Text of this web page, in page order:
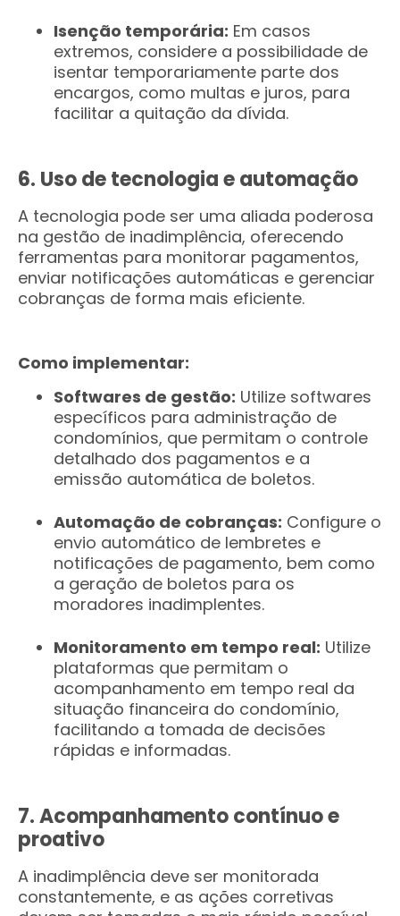
Isenção temporária: Em casos
extremos, considere a possibilidade de
isentar temporariamente parte dos
encargos, como multas e juros, para
facilitar a quitação da dívida.
6. Uso de tecnologia e automação
A tecnologia pode ser uma aliada poderosa
na gestão de inadimplência, oferecendo
ferramentas para monitorar pagamentos,
enviar notificações automáticas e gerenciar
cobranças de forma mais eficiente.
Como implementar:
Softwares de gestão: Utilize softwares
específicos para administração de
condomínios, que permitam o controle
detalhado dos pagamentos e a
emissão automática de boletos.
Automação de cobranças: Configure o
envio automático de lembretes e
notificações de pagamento, bem como
a geração de boletos para os
moradores inadimplentes.
Monitoramento em tempo real: Utilize
plataformas que permitam o
acompanhamento em tempo real da
situação financeira do condomínio,
facilitando a tomada de decisões
rápidas e informadas.
7. Acompanhamento contínuo e
proativo
A inadimplência deve ser monitorada
constantemente, e as ações corretivas